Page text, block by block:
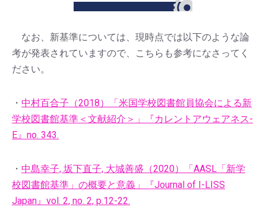
なお、新基準については、現時点では以下のような論
考が発表されていますので、こちらも参考になさってく
ださい。
・ 中村百合子（2018）「米国学校図書館員協会による新
学校図書館基準＜文献紹介＞」『カレントアウェアネス-
E』no. 343.
・ 中島幸子, 坂下直子, 大城善盛（2020）「AASL「新学
校図書館基準」の概要と意義」『Journal of I-LISS
Japan』vol. 2, no. 2, p.12-22.